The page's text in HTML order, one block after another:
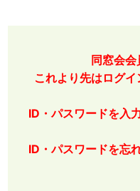
同窓会会
これより先はログ
ID・パスワードを入
ID・パスワードを忘